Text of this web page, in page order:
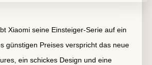
Xiaomi seine Einsteiger-Serie auf ein
günstigen Preises verspricht das neue
ein schickes Design und eine